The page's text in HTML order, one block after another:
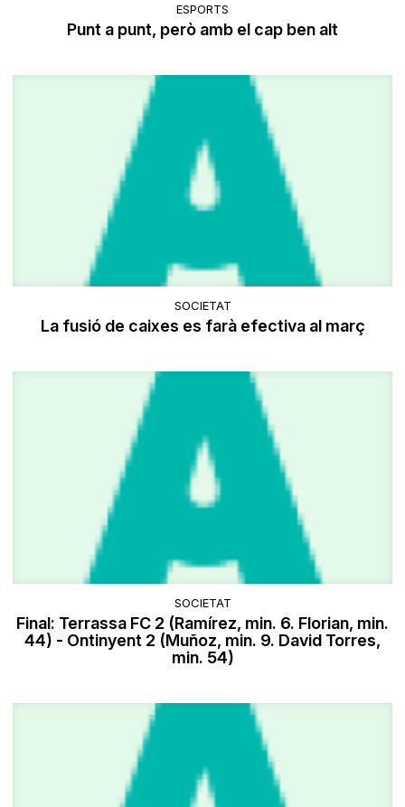
ESPORTS
Punt a punt, però amb el cap ben alt
SOCIETAT
La fusió de caixes es farà efectiva al març
SOCIETAT
Final: Terrassa FC 2 (Ramírez, min. 6. Florian, min.
44) - Ontinyent 2 (Muñoz, min. 9. David Torres,
min. 54)